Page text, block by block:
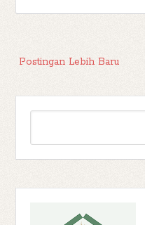
Postingan Lebih Baru